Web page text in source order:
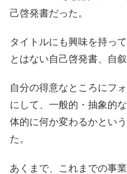
己啓発書だった。
タイトルにも興味を持っ
とはない自己啓発書、自
自分の得意なところにフ
にして、一般的・抽象的
体的に何か変わるかとい
た。
あくまで、これまでの事